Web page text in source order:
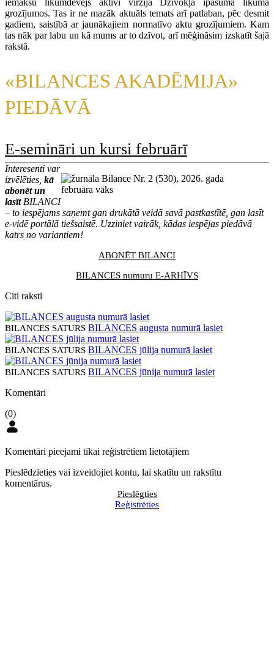
grozījumos. Tas ir ne mazāk aktuāls temats arī patlaban, pēc desmit
gadiem, saistībā ar jaunākajiem normatīvo aktu grozījumiem. Kam
tas nāk par labu un kā mums ar to dzīvot, arī mēģināsim izskatīt šajā
rakstā.
«BILANCES AKADĒMIJA»
PIEDĀVĀ
E-semināri un kursi februārī
Interesenti var
izvēlēties, kā
abonēt un
lasīt BILANCI
– to iespējams saņemt gan drukātā veidā savā pastkastītē, gan lasīt
e-vidē portālā tiešsaistē. Uzziniet vairāk, kādas iespējas piedāvā
katrs no variantiem!
ABONĒT BILANCI
BILANCES numuru E-ARHĪVS
Citi raksti
BILANCES SATURS BILANCES augusta numurā lasiet
BILANCES SATURS BILANCES jūlija numurā lasiet
BILANCES SATURS BILANCES jūnija numurā lasiet
Komentāri
(0)
Komentāri pieejami tikai reģistrētiem lietotājiem
Pieslēdzieties vai izveidojiet kontu, lai skatītu un rakstītu
komentārus.
Pieslēgties
Reģistrēties